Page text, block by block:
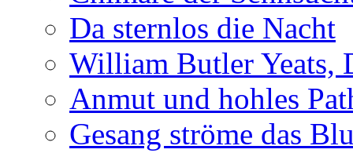
Da sternlos die Nacht
William Butler Yeats,
Anmut und hohles
Gesang ströme das